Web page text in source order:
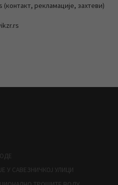
рекламације, захтеви)
У САВЕЗНИЧКОЈ УЛИЦИ